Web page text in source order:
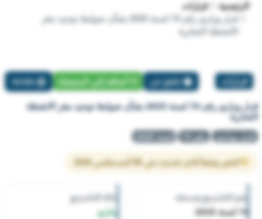
الرئيسية
قرارات
قرار وزاري رقم 74 لسنة 2025 بشأن ضوابط توحيد مقر
الانشطة التجارية
قرارات تبليغ عن أضافة إلي المفضلة طباعة
قرار وزاري رقم 74 لسنة 2025 بشأن ضوابط توحيد مقر الانشطة
التجارية
قرار وزاري رقم 74 لسنة 2025
النص وفقاً لآخر تحديث في 05 أغسطس 2026
رقم التشريع وسنته
74 لسنة 2025
حالة التشريع
ساري